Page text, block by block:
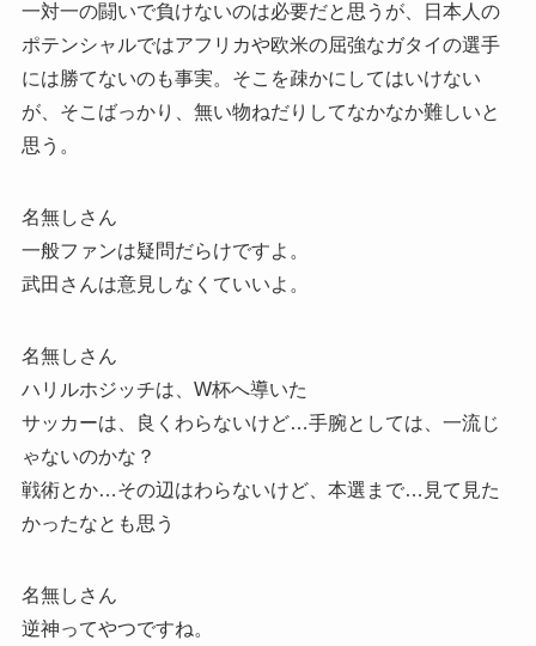
一対一の闘いで負けないのは必要だと思うが、日本人の
ポテンシャルではアフリカや欧米の屈強なガタイの選手
には勝てないのも事実。そこを疎かにしてはいけない
が、そこばっかり、無い物ねだりしてなかなか難しいと
思う。
名無しさん
一般ファンは疑問だらけですよ。
武田さんは意見しなくていいよ。
名無しさん
ハリルホジッチは、W杯へ導いた
サッカーは、良くわらないけど…手腕としては、一流じ
ゃないのかな？
戦術とか…その辺はわらないけど、本選まで…見て見た
かったなとも思う
名無しさん
逆神ってやつですね。